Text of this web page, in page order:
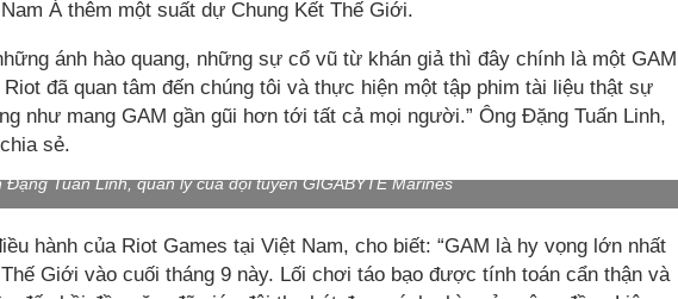
Á thêm một suất dự Chung Kết Thế Giới.
ánh hào quang, những sự cổ vũ từ khán giả thì đây chính là một GAM
đã quan tâm đến chúng tôi và thực hiện một tập phim tài liệu thật sự
như mang GAM gần gũi hơn tới tất cả mọi người.” Ông Đặng Tuấn Linh,
sẻ.
Đặng Tuấn Linh, quản lý của đội tuyển GIGABYTE Marines
hành của Riot Games tại Việt Nam, cho biết: “GAM là hy vọng lớn nhất
Giới vào cuối tháng 9 này. Lối chơi táo bạo được tính toán cẩn thận và